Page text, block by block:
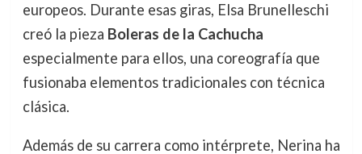
europeos. Durante esas giras, Elsa Brunelleschi
creó la pieza Boleras de la Cachucha
especialmente para ellos, una coreografía que
fusionaba elementos tradicionales con técnica
clásica.
Además de su carrera como intérprete, Nerina ha